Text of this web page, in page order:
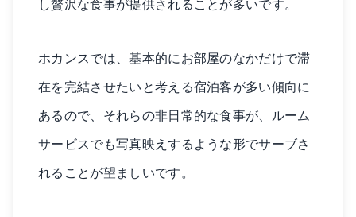
し贅沢な食事が提供されることが多いです。
ホカンスでは、基本的にお部屋のなかだけで滞
在を完結させたいと考える宿泊客が多い傾向に
あるので、それらの非日常的な食事が、ルーム
サービスでも写真映えするような形でサーブさ
れることが望ましいです。